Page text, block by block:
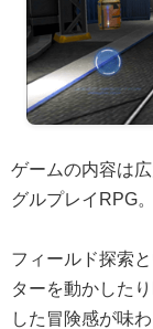
ゲームの内容は
グルプレイRPG。
フィールド探索
ターを動かした
した冒険感が味わ